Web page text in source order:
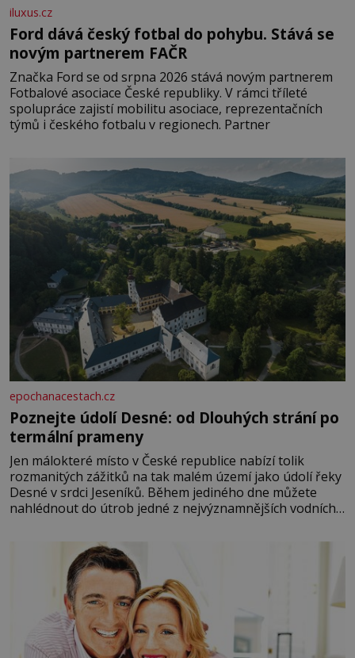
iluxus.cz
Ford dává český fotbal do pohybu. Stává se
novým partnerem FAČR
Značka Ford se od srpna 2026 stává novým partnerem
Fotbalové asociace České republiky. V rámci tříleté
spolupráce zajistí mobilitu asociace, reprezentačních
týmů i českého fotbalu v regionech. Partner
epochanacestach.cz
Poznejte údolí Desné: od Dlouhých strání po
termální prameny
Jen málokteré místo v České republice nabízí tolik
rozmanitých zážitků na tak malém území jako údolí řeky
Desné v srdci Jeseníků. Během jediného dne můžete
nahlédnout do útrob jedné z nejvýznamnějších vodních
se na koloběžce a den zakončit poznáváním památek ve
Velkých Losinách nebo v termálním